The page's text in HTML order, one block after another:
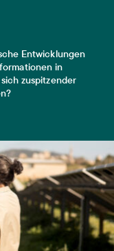
Entwicklungen
in
zuspitzender